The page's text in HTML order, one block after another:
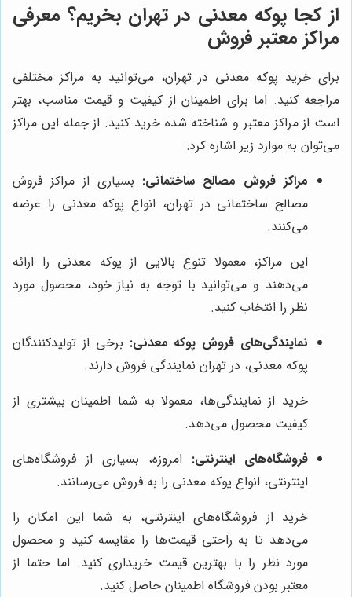
از کجا پوکه معدنی در تهران بخریم؟ معرفی
مراکز معتبر فروش
برای خرید پوکه معدنی در تهران، می‌توانید به مراکز مختلفی
مراجعه کنید. اما برای اطمینان از کیفیت و قیمت مناسب، بهتر
است از مراکز معتبر و شناخته شده خرید کنید. از جمله این مراکز
می‌توان به موارد زیر اشاره کرد:
مراکز فروش مصالح ساختمانی: بسیاری از مراکز فروش
مصالح ساختمانی در تهران، انواع پوکه معدنی را عرضه
می‌کنند.
این مراکز، معمولا تنوع بالایی از پوکه معدنی را ارائه
می‌دهند و می‌توانید با توجه به نیاز خود، محصول مورد
نظر را انتخاب کنید.
نمایندگی‌های فروش پوکه معدنی: برخی از تولیدکنندگان
پوکه معدنی، در تهران نمایندگی فروش دارند.
خرید از نمایندگی‌ها، معمولا به شما اطمینان بیشتری از
کیفیت محصول می‌دهد.
فروشگاه‌های اینترنتی: امروزه، بسیاری از فروشگاه‌های
اینترنتی، انواع پوکه معدنی را به فروش می‌رسانند.
خرید از فروشگاه‌های اینترنتی، به شما این امکان را
می‌دهد تا به راحتی قیمت‌ها را مقایسه کنید و محصول
مورد نظر را با بهترین قیمت خریداری کنید. اما حتما از
معتبر بودن فروشگاه اطمینان حاصل کنید.